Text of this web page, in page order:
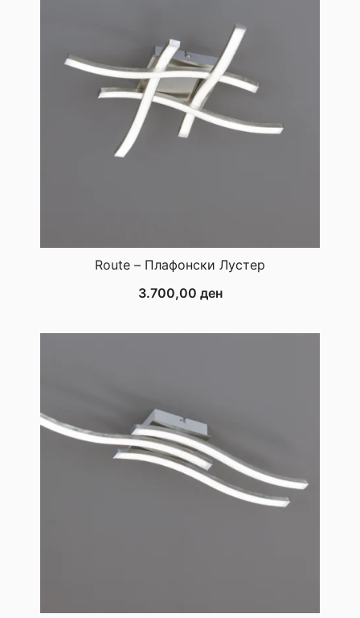
Route – Плафонски Лустер
3.700,00 ден